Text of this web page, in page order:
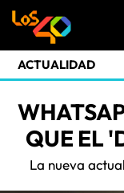
ACTUALIDAD
QUE EL
La nueva